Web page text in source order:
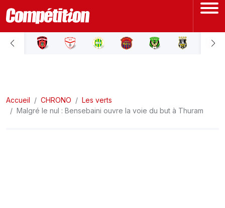
ACCUEIL
LIGUE 2
Accueil CHRONO
Les verts
Malgré le nul : Bensebaini ouvre la voie du but à Thuram